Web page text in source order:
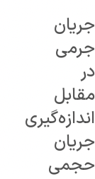
جریان
جرمی
در
مقابل
اندازه‌گیری
جریان
حجمی